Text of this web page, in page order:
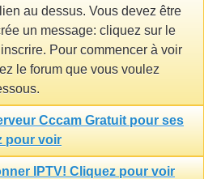
au dessus. Vous devez être
un message: cliquez sur le
Pour commencer à voir
le forum que vous voulez
Cccam Gratuit pour ses
pour voir
IPTV! Cliquez pour voir